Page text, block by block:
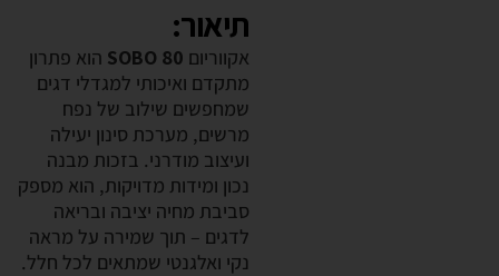
תיאור:
אקווריום SOBO 80 הוא פתרון
מתקדם ואיכותי למגדלי דגים
שמחפשים שילוב של נפח
מרשים, מערכת סינון יעילה
ועיצוב מודרני. בזכות מבנה
נכון ומידות מדויקות, הוא מספק
סביבת מחיה יציבה ובריאה
לדגים – תוך שמירה על מראה
נקי ואלגנטי שמתאים לכל חלל.